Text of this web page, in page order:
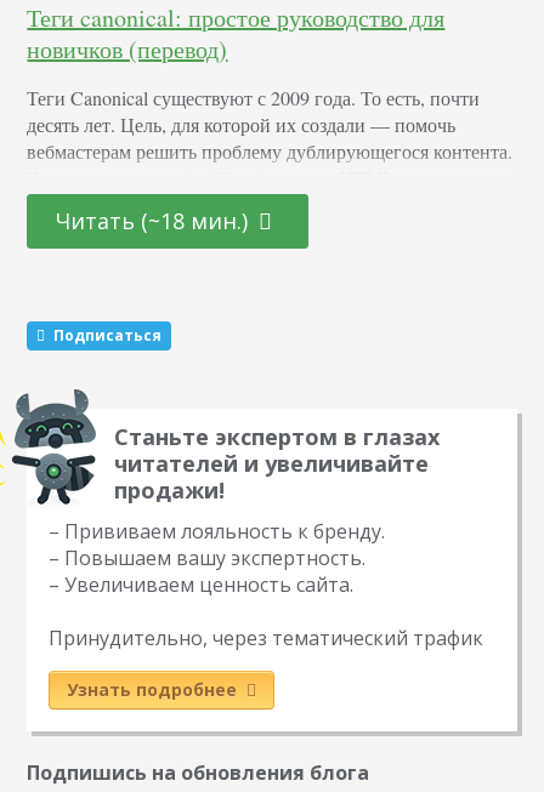
Теги canonical: простое руководство для
новичков (перевод)
Теги Canonical существуют с 2009 года. То есть, почти
десять лет. Цель, для которой их создали — помочь
вебмастерам решить проблему дублирующегося контента.
который определяет основную версию для нескольких
страниц с похожим или полностью дублирующимся
Читать (~18 мин.)
Подписаться
Станьте экспертом в глазах
читателей и увеличивайте
продажи!
– Прививаем лояльность к бренду.
– Повышаем вашу экспертность.
– Увеличиваем ценность сайта.
Принудительно, через тематический трафик
Узнать подробнее
Подпишись на обновления блога